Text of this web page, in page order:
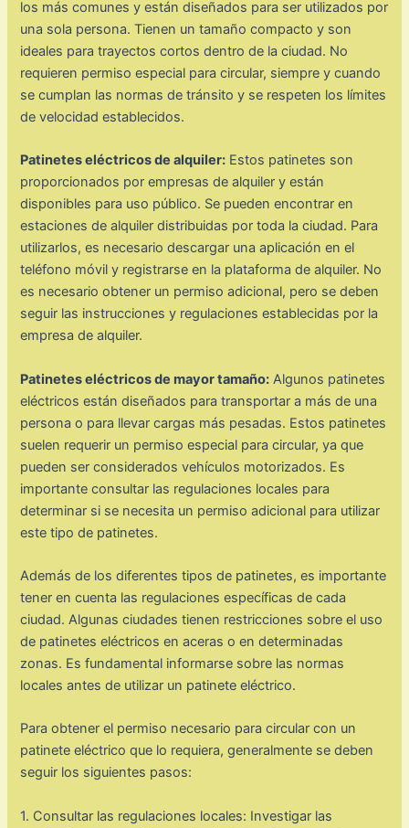
los más comunes y están diseñados para ser utilizados por
una sola persona. Tienen un tamaño compacto y son
ideales para trayectos cortos dentro de la ciudad. No
requieren permiso especial para circular, siempre y cuando
se cumplan las normas de tránsito y se respeten los límites
de velocidad establecidos.
Patinetes eléctricos de alquiler: Estos patinetes son
proporcionados por empresas de alquiler y están
disponibles para uso público. Se pueden encontrar en
estaciones de alquiler distribuidas por toda la ciudad. Para
utilizarlos, es necesario descargar una aplicación en el
teléfono móvil y registrarse en la plataforma de alquiler. No
es necesario obtener un permiso adicional, pero se deben
seguir las instrucciones y regulaciones establecidas por la
empresa de alquiler.
Patinetes eléctricos de mayor tamaño: Algunos patinetes
eléctricos están diseñados para transportar a más de una
persona o para llevar cargas más pesadas. Estos patinetes
suelen requerir un permiso especial para circular, ya que
pueden ser considerados vehículos motorizados. Es
importante consultar las regulaciones locales para
determinar si se necesita un permiso adicional para utilizar
este tipo de patinetes.
Además de los diferentes tipos de patinetes, es importante
tener en cuenta las regulaciones específicas de cada
ciudad. Algunas ciudades tienen restricciones sobre el uso
de patinetes eléctricos en aceras o en determinadas
zonas. Es fundamental informarse sobre las normas
locales antes de utilizar un patinete eléctrico.
Para obtener el permiso necesario para circular con un
patinete eléctrico que lo requiera, generalmente se deben
seguir los siguientes pasos:
1. Consultar las regulaciones locales: Investigar las